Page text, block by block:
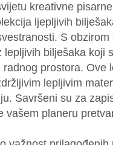
kreativne
ljepljivih
S
bilješaka koji
prostora. Ove
lepljivim
Savršeni su za
vašem planeru